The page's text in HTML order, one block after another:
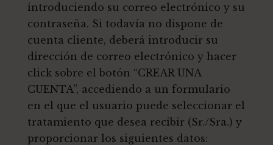
introduciendo su correo electrónico y su
contraseña. Si todavía no dispone de
cuenta cliente, deberá introducir su
dirección de correo electrónico y hacer
click sobre el botón “CREAR UNA
CUENTA”, accediendo a un formulario
en el que el usuario puede seleccionar el
tratamiento que desea recibir (Sr./Sra.) y
proporcionar los siguientes datos: